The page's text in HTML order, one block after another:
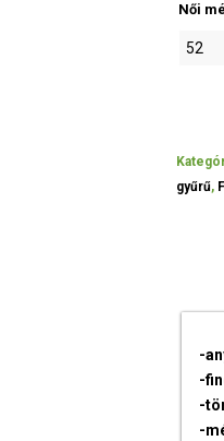
Női
gyűrű,
-
-
-
-